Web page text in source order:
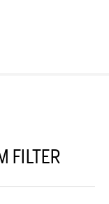
FILTER